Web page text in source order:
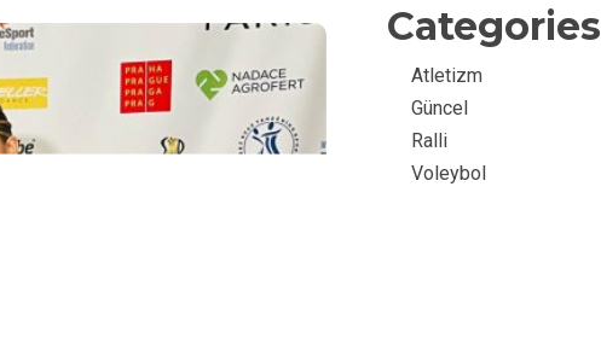
Categories
Atletizm
Güncel
Ralli
Voleybol